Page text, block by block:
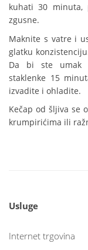
kuhati 30 minuta,
zgusne.
Maknite s vatre i
glatku
Da bi ste umak
staklenke 15
izvadite i ohladite.
Kečap od šljiva se
krumpirićima ili
Usluge
Internet trgovina